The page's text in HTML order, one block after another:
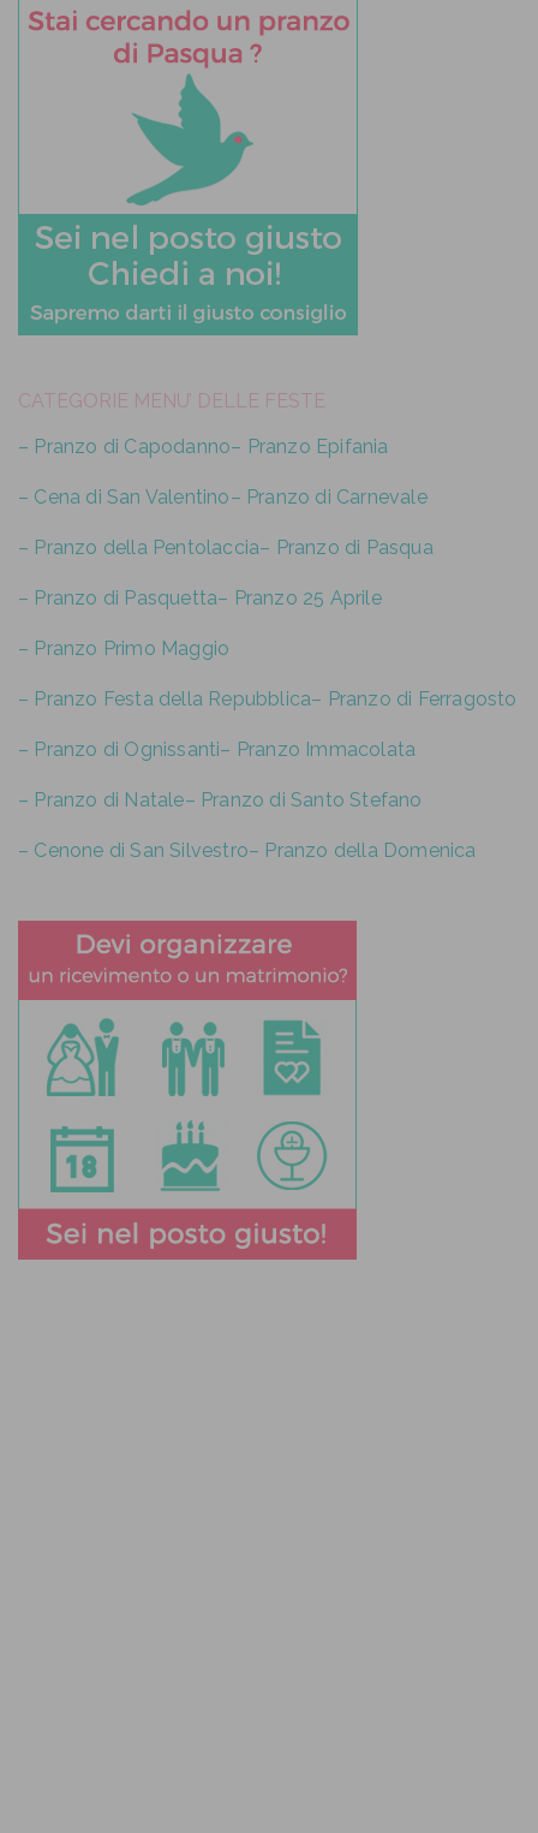
CATEGORIE MENU’ DELLE FESTE
– Pranzo di Capodanno– Pranzo Epifania
– Cena di San Valentino– Pranzo di Carnevale
– Pranzo della Pentolaccia– Pranzo di Pasqua
– Pranzo di Pasquetta– Pranzo 25 Aprile
– Pranzo Primo Maggio
– Pranzo Festa della Repubblica– Pranzo di Ferragosto
– Pranzo di Ognissanti– Pranzo Immacolata
– Pranzo di Natale– Pranzo di Santo Stefano
– Cenone di San Silvestro– Pranzo della Domenica